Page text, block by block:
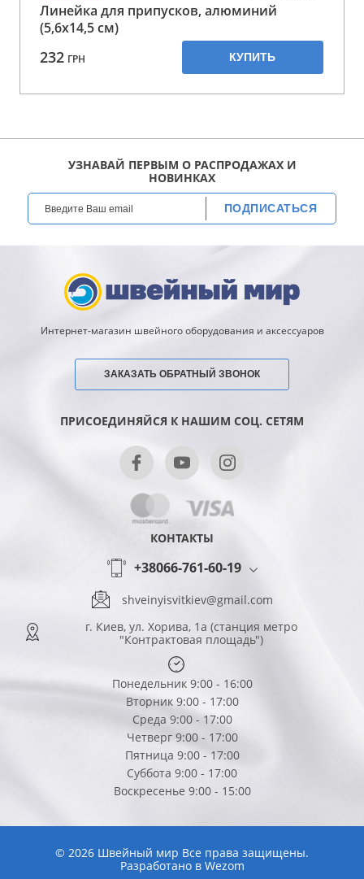
Линейка для припусков, алюминий
(5,6x14,5 см)
232 ГРН КУПИТЬ
УЗНАВАЙ ПЕРВЫМ О РАСПРОДАЖАХ И
НОВИНКАХ
ПОДПИСАТЬСЯ
Интернет-магазин швейного оборудования и аксессуаров
ЗАКАЗАТЬ ОБРАТНЫЙ ЗВОНОК
ПРИСОЕДИНЯЙСЯ К НАШИМ СОЦ. СЕТЯМ
КОНТАКТЫ
+38066-761-60-19
shveinyisvitkiev@gmail.com
г. Киев, ул. Хорива, 1а (станция метро
"Контрактовая площадь")
Понедельник 9:00 - 16:00
Вторник 9:00 - 17:00
Среда 9:00 - 17:00
Четверг 9:00 - 17:00
Пятница 9:00 - 17:00
Суббота 9:00 - 17:00
Воскресенье 9:00 - 15:00
© 2026 Швейный мир Все права защищены.
Разработано в Wezom